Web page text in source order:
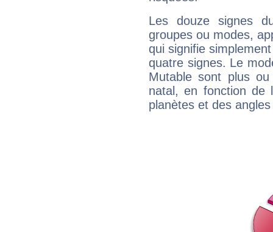
Les douze signes
groupes ou modes,
qui signifie
quatre signes. Le
Mutable sont plus
natal, en fonction de
planètes et des